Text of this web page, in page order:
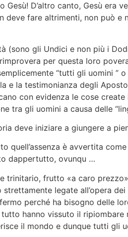
D’altro canto, Gesù era
deve fare altrimenti, non può e
(sono gli Undici e non più i
per questa loro
“tutti gli uomini ” o
e la testimonianza degli
con evidenza le cose create
tra gli uomini a causa delle
deve iniziare a giungere a
quell’assenza è avvertita come
dappertutto, ovunqu …
trinitario, frutto «a caro
legate all’opera
perché ha bisogno delle
hanno vissuto il ripiombare
il mondo e dunque tutti gli